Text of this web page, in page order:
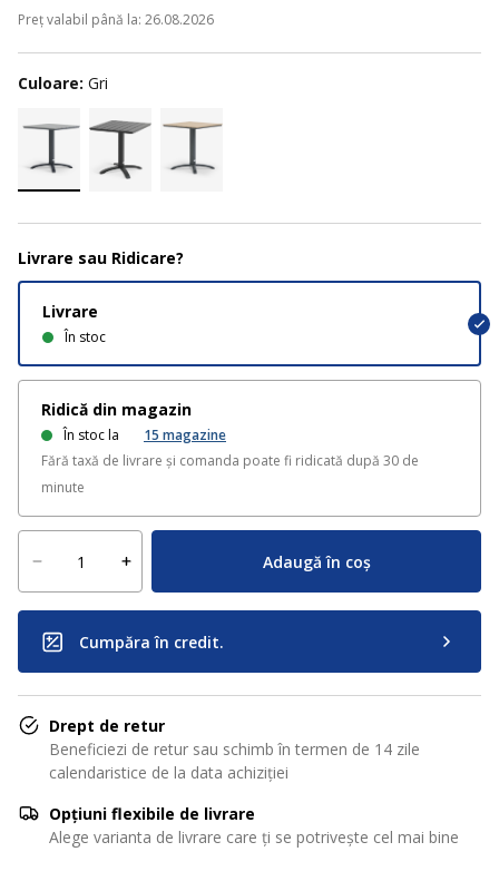
Preț valabil până la: 26.08.2026
Culoare: Gri
Livrare sau Ridicare?
Livrare
În stoc
Ridică din magazin
În stoc la 15 magazine
Fără taxă de livrare și comanda poate fi ridicată după 30 de
minute
Adaugă în coș
Cumpăra în credit.
Drept de retur
Beneficiezi de retur sau schimb în termen de 14 zile
calendaristice de la data achiziției
Opțiuni flexibile de livrare
Alege varianta de livrare care ți se potrivește cel mai bine